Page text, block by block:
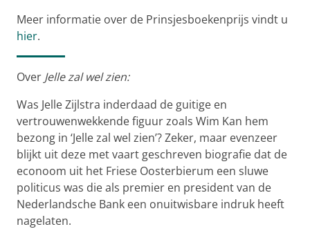
Meer informatie over de Prinsjesboekenprijs vindt u
hier.
Over Jelle zal wel zien:
Was Jelle Zijlstra inderdaad de guitige en
vertrouwenwekkende figuur zoals Wim Kan hem
bezong in ‘Jelle zal wel zien’? Zeker, maar evenzeer
blijkt uit deze met vaart geschreven biografie dat de
econoom uit het Friese Oosterbierum een sluwe
politicus was die als premier en president van de
Nederlandsche Bank een onuitwisbare indruk heeft
nagelaten.